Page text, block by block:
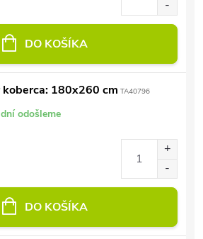
DO KOŠÍKA
koberca: 180x260 cm TA40796
odošleme
DO KOŠÍKA